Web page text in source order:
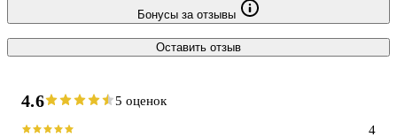
Бонусы за отзывы
Оставить отзыв
4.6 5 оценок
4